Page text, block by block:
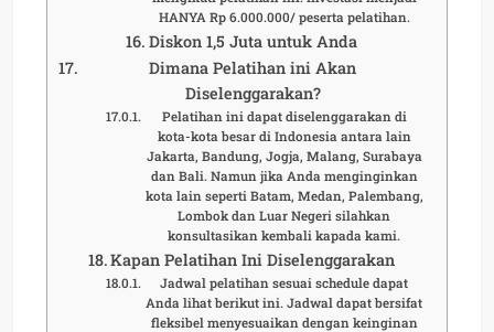
HANYA Rp 6.000.000/ peserta pelatihan.
Diskon 1,5 Juta untuk Anda
Dimana Pelatihan ini Akan
Diselenggarakan?
Pelatihan ini dapat diselenggarakan di
kota-kota besar di Indonesia antara lain
Jakarta, Bandung, Jogja, Malang, Surabaya
dan Bali. Namun jika Anda menginginkan
kota lain seperti Batam, Medan, Palembang,
Lombok dan Luar Negeri silahkan
konsultasikan kembali kapada kami.
Kapan Pelatihan Ini Diselenggarakan
Jadwal pelatihan sesuai schedule dapat
Anda lihat berikut ini. Jadwal dapat bersifat
fleksibel menyesuaikan dengan keinginan